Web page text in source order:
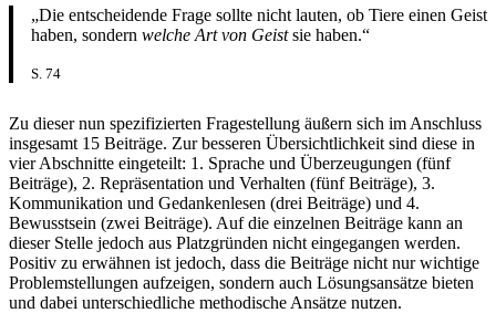
„Die entscheidende Frage sollte nicht lauten, ob Tiere einen Geist
haben, sondern welche Art von Geistsie haben.“
S. 74
Zu dieser nun spezifizierten Fragestellung äußern sich im Anschluss
insgesamt 15 Beiträge. Zur besseren Übersichtlichkeit sind diese in
vier Abschnitte eingeteilt: 1. Sprache und Überzeugungen (fünf
Beiträge), 2. Repräsentation und Verhalten (fünf Beiträge), 3.
Kommunikation und Gedankenlesen (drei Beiträge) und 4.
Bewusstsein (zwei Beiträge). Auf die einzelnen Beiträge kann an
dieser Stelle jedoch aus Platzgründen nicht eingegangen werden.
Positiv zu erwähnen ist jedoch, dass die Beiträge nicht nur wichtige
Problemstellungen aufzeigen, sondern auch Lösungsansätze bieten
und dabei unterschiedliche methodische Ansätze nutzen.